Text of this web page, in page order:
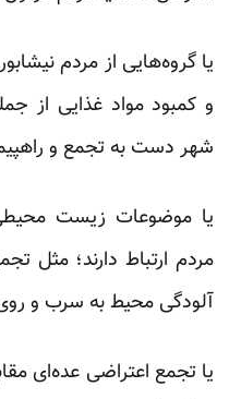
یا گروه‌هایی از مردم
و کمبود مواد غذایی از
شهر دست به تجمع و
یا موضوعات زیست
مردم ارتباط دارند؛ مثل
آلودگی محیط به سرب و
یا تجمع اعتراضی عده‌ای